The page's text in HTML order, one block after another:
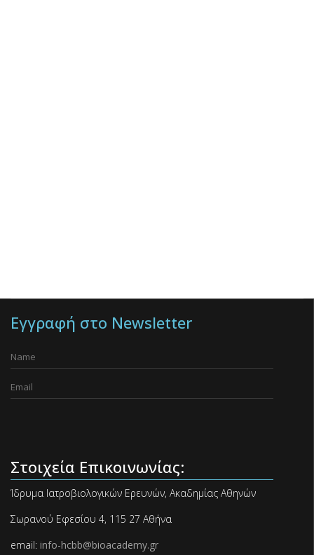
Εγγραφή στο Newsletter
Στοιχεία Επικοινωνίας:
Ίδρυμα Ιατροβιολογικών Ερευνών, Ακαδημίας Αθηνών
Σωρανού Εφεσίου 4, 115 27 Αθήνα
email: info-hcbb@bioacademy.gr